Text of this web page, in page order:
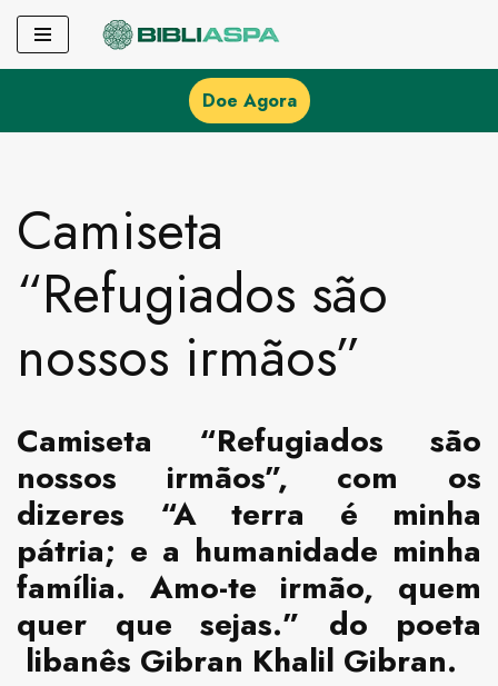
Pular
o
Doe Agora
Camiseta
“Refugiados são
nossos irmãos”
Camiseta “Refugiados são
nossos irmãos”, com os
dizeres “A terra é minha
pátria; e a humanidade minha
família. Amo-te irmão, quem
quer que sejas.” do poeta
libanês Gibran Khalil Gibran.